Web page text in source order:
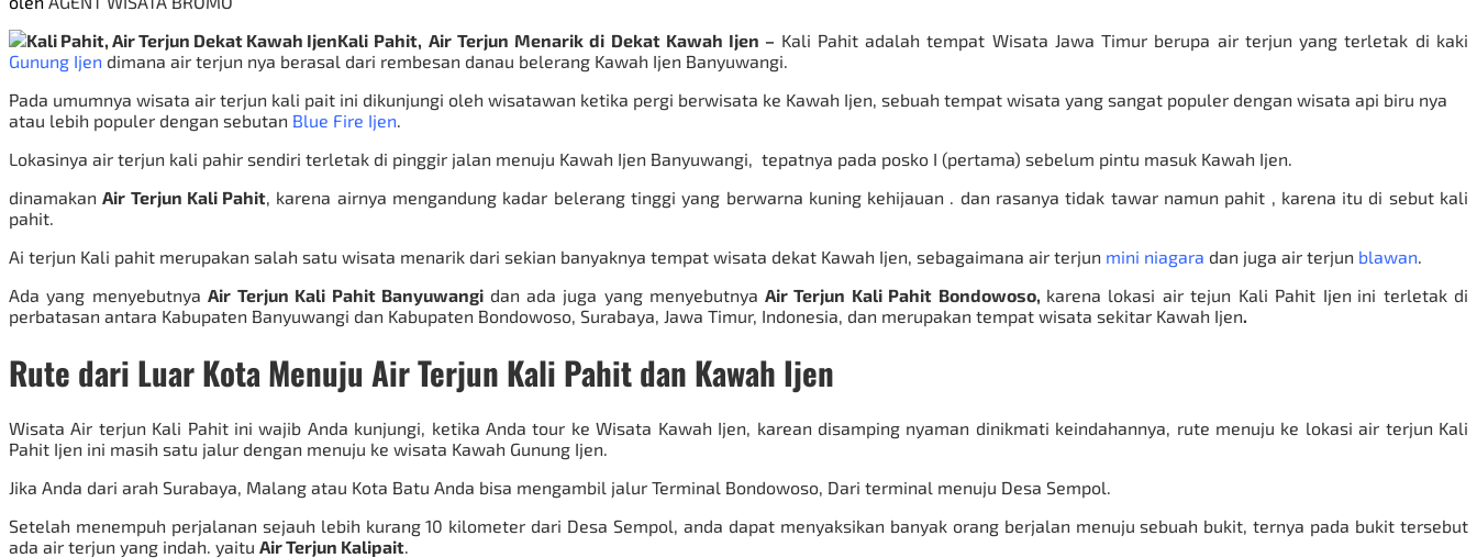
Kali Pahit, Air Terjun Menarik di Dekat Kawah Ijen – Kali Pahit adalah tempat Wisata Jawa Timur berupa air terjun yang terletak di kaki
Gunung Ijen dimana air terjun nya berasal dari rembesan danau belerang Kawah Ijen Banyuwangi.
Pada umumnya wisata air terjun kali pait ini dikunjungi oleh wisatawan ketika pergi berwisata ke Kawah Ijen, sebuah tempat wisata yang sangat populer dengan wisata api biru nya
atau lebih populer dengan sebutan Blue Fire Ijen.
Lokasinya air terjun kali pahir sendiri terletak di pinggir jalan menuju Kawah Ijen Banyuwangi, tepatnya pada posko I (pertama) sebelum pintu masuk Kawah Ijen.
dinamakanAir Terjun Kali Pahit, karena airnya mengandung kadar belerang tinggi yang berwarna kuning kehijauan . dan rasanya tidak tawar namun pahit , karena itu di sebut kali
pahit.
Ai terjun Kali pahit merupakan salah satu wisata menarik dari sekian banyaknya tempat wisata dekat Kawah Ijen, sebagaimana air terjun mini niagara dan juga air terjun blawan.
Ada yang menyebutnyaAir Terjun Kali Pahit Banyuwangi dan ada juga yang menyebutnya Air Terjun Kali Pahit Bondowoso, karena lokasi air tejun Kali Pahit Ijen ini terletak di
perbatasan antara Kabupaten Banyuwangi dan Kabupaten Bondowoso, Surabaya, Jawa Timur, Indonesia, dan merupakan tempat wisata sekitar Kawah Ijen.
Rute dari Luar Kota Menuju Air Terjun Kali Pahit dan Kawah Ijen
Wisata Air terjun Kali Pahitini wajib Anda kunjungi, ketika Anda tour keWisata Kawah Ijen , karean disamping nyaman dinikmati keindahannya, rute menuju ke lokasi air terjun Kali
Pahit Ijen ini masih satu jalur dengan menuju ke wisata Kawah Gunung Ijen
Jika Anda dari arah Surabaya, Malang atau Kota Batu Anda bisa mengambil jalur Terminal Bondowoso, Dari terminal menuju Desa Sempol.
Setelah menempuh perjalanan sejauh lebih kurang 10 kilometer dari Desa Sempol, anda dapat menyaksikan banyak orang berjalan menuju sebuah bukit, ternya pada bukit tersebut
ada air terjun yang indah. yaitu Air Terjun Kalipait